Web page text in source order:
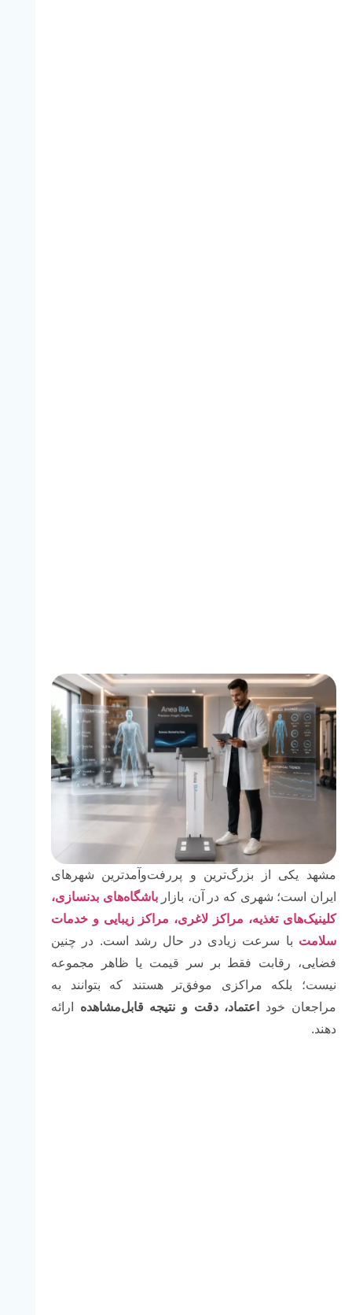
مشهد یکی از بزرگ‌ترین و پررفت‌وآمدترین شهرهای
ایران است؛ شهری که در آن، بازارباشگاه‌های بدنسازی،
کلینیک‌های تغذیه، مراکز لاغری، مراکز زیبایی و خدمات
سلامت با سرعت زیادی در حال رشد است. در چنین
فضایی، رقابت فقط بر سر قیمت یا ظاهر مجموعه
نیست؛ بلکه مراکزی موفق‌تر هستند که بتوانند به
مراجعان خود
اعتماد، دقت و نتیجه قابل‌مشاهده ارائه
دهند.